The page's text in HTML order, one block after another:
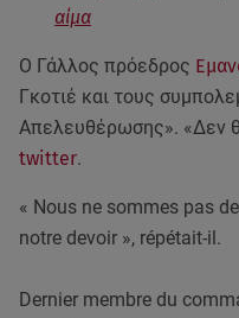
αίμα
Ο Γάλλος πρόεδρος
Γκοτιέ και τους
Απελευθέρωσης». «Δεν
twitter.
« Nous ne sommes pas
notre devoir », répétait-il.
Dernier membre du